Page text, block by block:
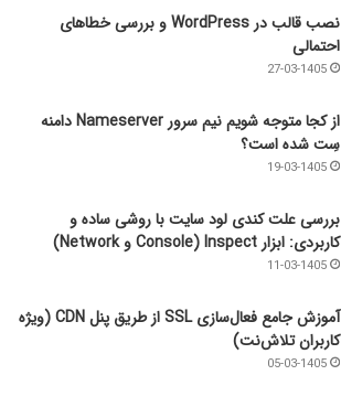
نصب قالب در WordPress و بررسی خطاهای
احتمالی
27-03-1405
از کجا متوجه شویم نیم ‌سرور Nameserver دامنه
سِت شده است؟
19-03-1405
بررسی علت کندی لود سایت با روشی ساده و
کاربردی: ابزار Inspect (Console و Network)
11-03-1405
آموزش جامع فعال‌سازی SSL از طریق پنل CDN (ویژه
کاربران تلاش‌نت)
05-03-1405